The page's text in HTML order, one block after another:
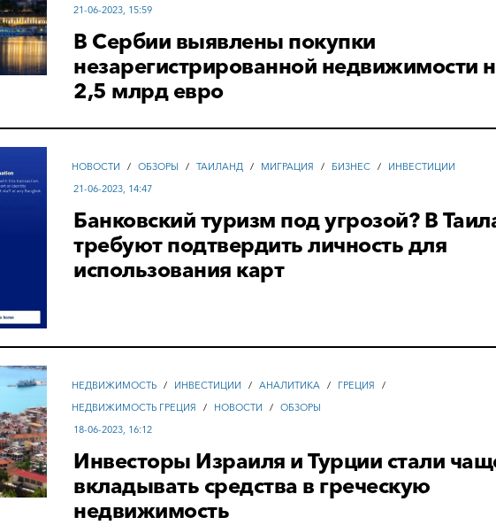
21-06-2023, 15:59
В Сербии выявлены покупки
незарегистрированной недвижимости
2,5 млрд евро
НОВОСТИ / ОБЗОРЫ / ТАИЛАНД / МИГРАЦИЯ / БИЗНЕС /
ИНВЕСТИЦИИ
21-06-2023, 14:47
Банковский туризм под угрозой? В
требуют подтвердить личность для
использования карт
НЕДВИЖИМОСТЬ / ИНВЕСТИЦИИ / АНАЛИТИКА / ГРЕЦИЯ
/
НЕДВИЖИМОСТЬ ГРЕЦИЯ
/ НОВОСТИ / ОБЗОРЫ
18-06-2023, 16:12
Инвесторы Израиля и Турции стали
вкладывать средства в греческую
недвижимость